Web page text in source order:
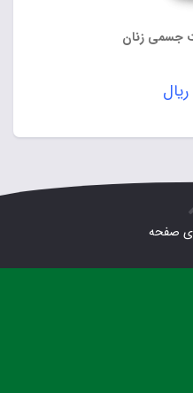
جسمی زنان
ریال
صفحه